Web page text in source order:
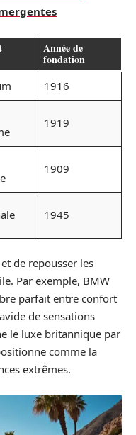
Année de
fondation
1916
1919
1909
1945
de repousser les
Par exemple, BMW
parfait entre confort
de sensations
le luxe britannique par
comme la
extrêmes.